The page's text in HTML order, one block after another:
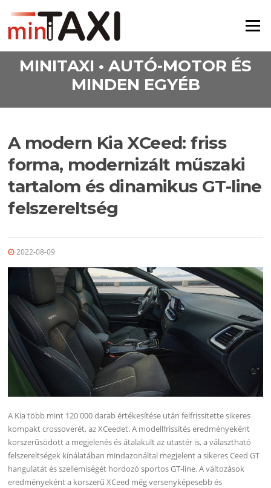
Menü
MINITAXI • AUTÓ-MOTOR ÉS
MINDEN EGYÉB
A modern Kia XCeed: friss
forma, modernizált műszaki
tartalom és dinamikus GT-line
felszereltség
2022-08-09
A Kia több mint 120 000 darab értékesítése után felfrissítette sikeres
kompakt crossoverét, az XCeedet. A modellfrissítés eredményeként
korszerűsödött a megjelenés és átalakult az utastér is, a választható
felszereltségek kínálatában mindazonáltal megjelent a sikeres Ceed GT
hangulatát és szellemiségét hordozó sportos GT-line. A változások
eredményeként a korszerű XCeed még versenyképesebb és